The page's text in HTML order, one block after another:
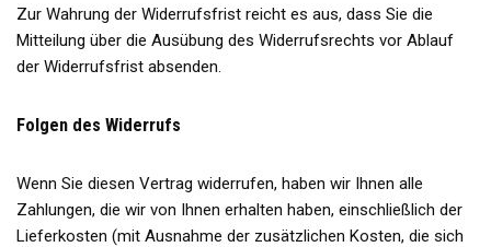
Zur Wahrung der Widerrufsfrist reicht es aus, dass Sie die
Mitteilung über die Ausübung des Widerrufsrechts vor Ablauf
der Widerrufsfrist absenden.
Folgen des Widerrufs
Wenn Sie diesen Vertrag widerrufen, haben wir Ihnen alle
Zahlungen, die wir von Ihnen erhalten haben, einschließlich der
Lieferkosten (mit Ausnahme der zusätzlichen Kosten, die sich